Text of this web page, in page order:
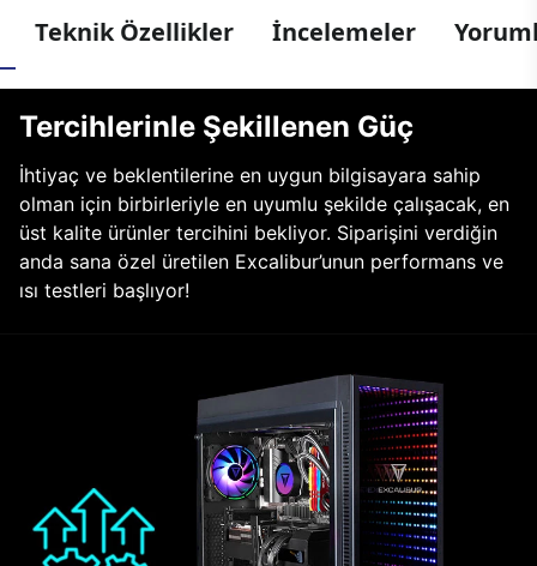
Teknik Özellikler İncelemeler
Tercihlerinle Şekillenen Güç
İhtiyaç ve beklentilerine en uygun bilgisayara sahip
olman için birbirleriyle en uyumlu şekilde çalışacak, en
üst kalite ürünler tercihini bekliyor. Siparişini verdiğin
anda sana özel üretilen Excalibur’unun performans ve
ısı testleri başlıyor!